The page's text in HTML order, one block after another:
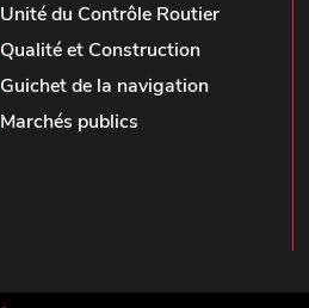
Unité du Contrôle Routier
Qualité et Construction
Guichet de la navigation
Marchés publics